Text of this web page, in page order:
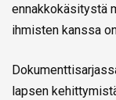
ennakkokäsitystä
ihmisten kanssa
lapsen